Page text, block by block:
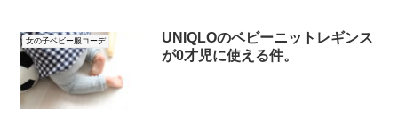
女の子ベビー服コーデ
UNIQLOのベビーニットレギンス
が0才児に使える件。